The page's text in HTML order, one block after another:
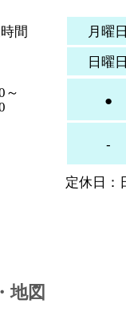
間
月曜
日曜
～
●
-
定休日：
地図